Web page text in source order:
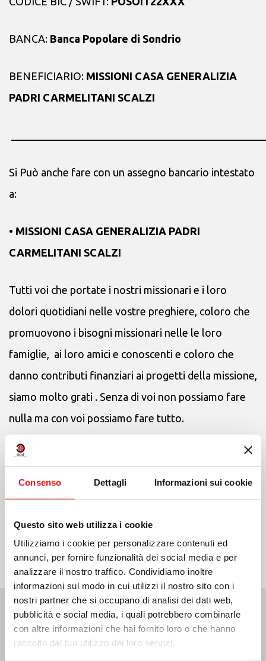
Consenso Dettagli Informazioni sui cookie
Questo sito web utilizza i cookie
Utilizziamo i cookie per personalizzare contenuti ed
annunci, per fornire funzionalità dei social media e per
analizzare il nostro traffico. Condividiamo inoltre
informazioni sul modo in cui utilizzi il nostro sito con i
nostri partner che si occupano di analisi dei dati web,
pubblicità e social media, i quali potrebbero combinarle
con altre informazioni che hai fornito loro o che hanno
raccolto dal tuo utilizzo dei loro servizi.
BANCA: Banca Popolare di Sondrio
BENEFICIARIO: MISSIONI CASA GENERALIZIA
PADRI CARMELITANI SCALZI
Si Può anche fare con un assegno bancario intestato
a:
• MISSIONI CASA GENERALIZIA PADRI
CARMELITANI SCALZI
Tutti voi che portate i nostri missionari e i loro
dolori quotidiani nelle vostre preghiere, coloro che
promuovono i bisogni missionari nelle le loro
famiglie,
ai loro amici e conoscenti e coloro che
danno contributi finanziari ai progetti della missione,
siamo molto grati . Senza di voi non possiamo fare
nulla ma con voi possiamo fare tutto.
Il segretariato per la cooperazione missionaria
Condividi su:
Ultime Notizie: